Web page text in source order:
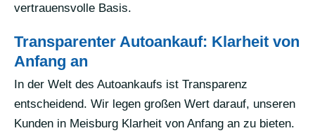
vertrauensvolle Basis.
Transparenter Autoankauf: Klarheit von
Anfang an
In der Welt des Autoankaufs ist Transparenz
entscheidend. Wir legen großen Wert darauf, unseren
Kunden in Meisburg Klarheit von Anfang an zu bieten.